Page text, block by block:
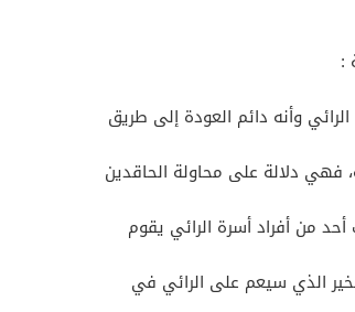
:
وأنه دائم العودة إلى طريق
فهي دلالة على محاولة الحاقدين
من أفراد أسرة الرائي يقوم
الذي سيعم على الرائي في